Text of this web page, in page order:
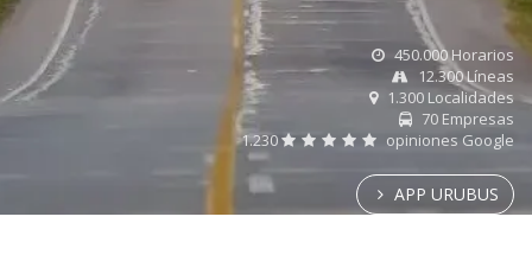
450.000 Horarios
12.300 Líneas
1.300 Localidades
70 Empresas
1.230
opiniones Google
APP URUBUS